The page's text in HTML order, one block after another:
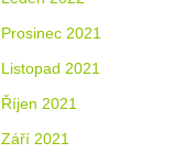
Prosinec 2021
Listopad 2021
Říjen 2021
Září 2021